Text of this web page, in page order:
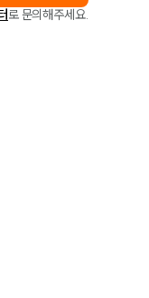
로 문의해주세요.